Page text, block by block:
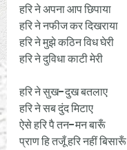
हरि ने अपना आप छिपाया
हरि ने नफीज कर दिखराया
हरि ने मुझे कठिन विध घेरी
हरि ने दुविधा काटी मेरी
हरि ने सुख-दुख बतलाए
हरि ने सब दुंद मिटाए
ऐसे हरि पै तन-मन बारूँ
प्राण हि तजूँ हरि नहीं बिसारूँ